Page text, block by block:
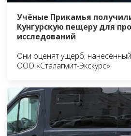
Учёные Прикамья
Кунгурскую пещеру для
исследований
Они оценят ущерб,
ООО «Сталагмит-Экскурс»